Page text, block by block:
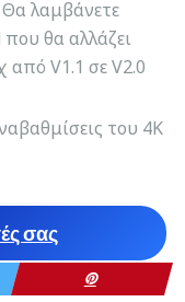
Θα λαμβάνετε
θα αλλάζει
V1.1 σε V2.0
του 4K
σας